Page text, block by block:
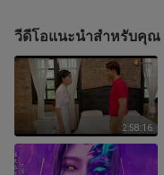
วีดีโอแนะนำสำหรับคุณ
2:58:16